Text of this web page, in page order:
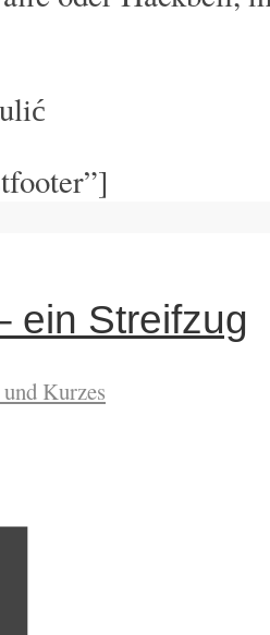
ć
ein Streifzug
Kurzes